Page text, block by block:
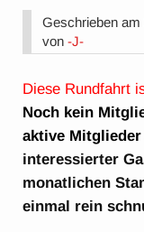
Geschrieben am
von-J-
Diese Rundfahrt
Noch kein
aktive
interessierter
monatlichen
einmal rein